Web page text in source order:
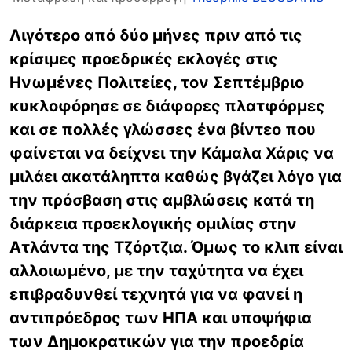
Λιγότερο από δύο μήνες πριν από τις
κρίσιμες προεδρικές εκλογές στις
Ηνωμένες Πολιτείες, τον Σεπτέμβριο
κυκλοφόρησε σε διάφορες πλατφόρμες
και σε πολλές γλώσσες ένα βίντεο που
φαίνεται να δείχνει την Κάμαλα Χάρις να
μιλάει ακατάληπτα καθώς βγάζει λόγο για
την πρόσβαση στις αμβλώσεις κατά τη
διάρκεια προεκλογικής ομιλίας στην
Ατλάντα της Τζόρτζια. Όμως το κλιπ είναι
αλλοιωμένο, με την ταχύτητα να έχει
επιβραδυνθεί τεχνητά για να φανεί η
αντιπρόεδρος των ΗΠΑ και υποψήφια
των Δημοκρατικών για την προεδρία